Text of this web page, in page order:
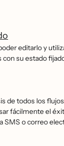
editarlo y
con su estado
de todos los
fácilmente el
SMS o correo